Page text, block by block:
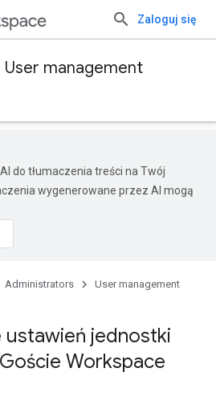
Zaloguj się
User management
do tłumaczenia treści na Twój
wygenerowane przez AI mogą
Administrators
User management
ustawień jednostki
Workspace